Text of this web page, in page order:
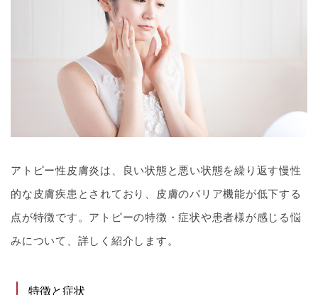
アトピー性皮膚炎は、良い状態と悪い状態を繰り返す慢性
的な皮膚疾患とされており、皮膚のバリア機能が低下する
点が特徴です。アトピーの特徴・症状や患者様が感じる悩
みについて、詳しく紹介します。
特徴と症状